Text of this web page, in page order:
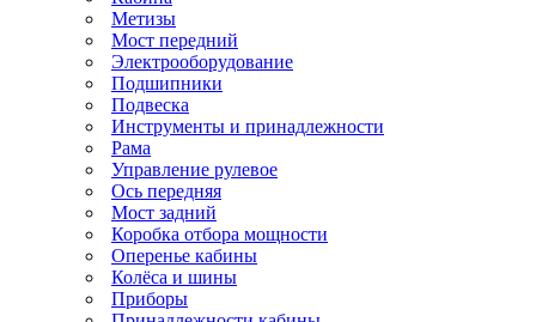
Метизы
Мост передний
Электрооборудование
Подшипники
Подвеска
Инструменты и принадлежности
Рама
Управление рулевое
Ось передняя
Мост задний
Коробка отбора мощности
Оперенье кабины
Колёса и шины
Приборы